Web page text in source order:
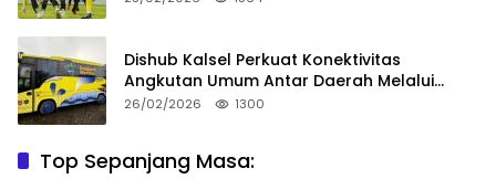
Dishub Kalsel Perkuat Konektivitas
Angkutan Umum Antar Daerah Melalui
Integritas
26/02/2026 1300
Top Sepanjang Masa: